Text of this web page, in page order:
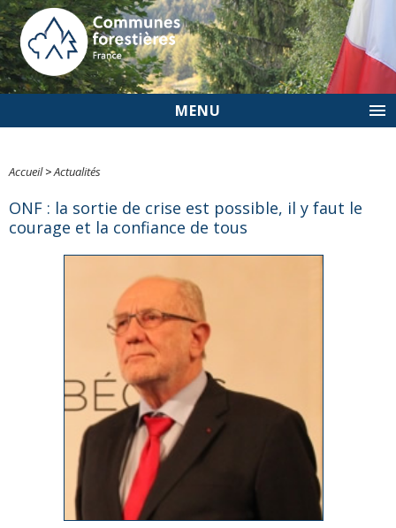
MENU
Accueil>Actualités
ONF : la sortie de crise est possible, il y faut le
courage et la confiance de tous